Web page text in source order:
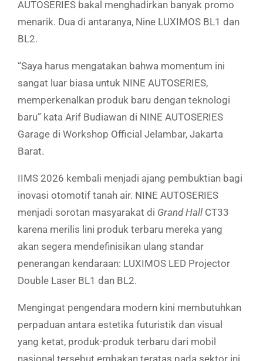
AUTOSERIES bakal menghadirkan banyak promo
menarik. Dua di antaranya, Nine LUXIMOS BL1 dan
BL2.
“Saya harus mengatakan bahwa momentum ini
sangat luar biasa untuk NINE AUTOSERIES,
memperkenalkan produk baru dengan teknologi
baru” kata Arif Budiawan di NINE AUTOSERIES
Garage di Workshop Official Jelambar, Jakarta
Barat.
IIMS 2026 kembali menjadi ajang pembuktian bagi
inovasi otomotif tanah air. NINE AUTOSERIES
menjadi sorotan masyarakat di Grand Hall CT33
karena merilis lini produk terbaru mereka yang
akan segera mendefinisikan ulang standar
penerangan kendaraan: LUXIMOS LED Projector
Double Laser BL1 dan BL2.
Mengingat pengendara modern kini membutuhkan
perpaduan antara estetika futuristik dan visual
yang ketat, produk-produk terbaru dari mobil